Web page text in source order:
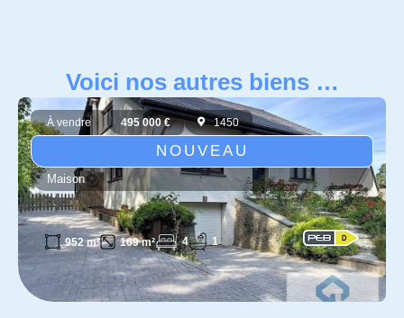
Voici nos autres biens …
À vendre 495 000 € 1450
NOUVEAU
Maison
952 m² 169 m² 4 1